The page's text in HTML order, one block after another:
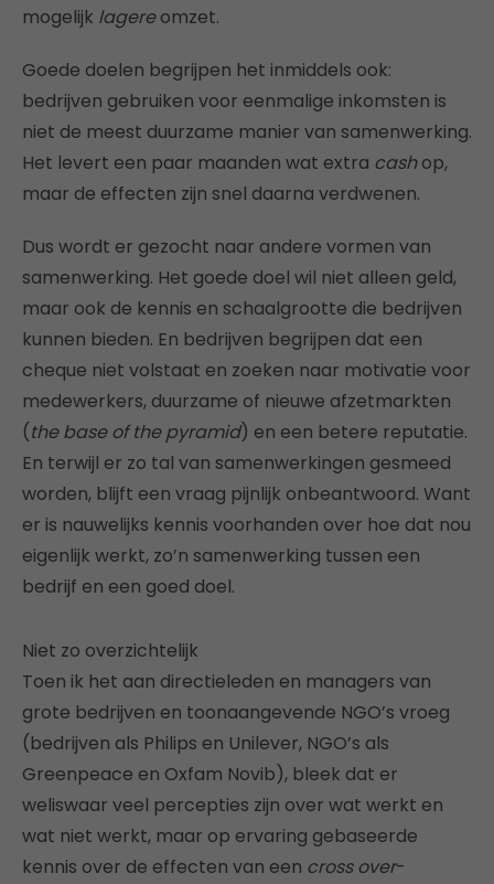
mogelijk lagereomzet.
Goede doelen begrijpen het inmiddels ook:
bedrijven gebruiken voor eenmalige inkomsten is
niet de meest duurzame manier van samenwerking.
Het levert een paar maanden wat extra cashop,
maar de effecten zijn snel daarna verdwenen.
Dus wordt er gezocht naar andere vormen van
samenwerking. Het goede doel wil niet alleen geld,
maar ook de kennis en schaalgrootte die bedrijven
kunnen bieden. En bedrijven begrijpen dat een
cheque niet volstaat en zoeken naar motivatie voor
medewerkers, duurzame of nieuwe afzetmarkten
(the base of the pyramid) en een betere reputatie.
En terwijl er zo tal van samenwerkingen gesmeed
worden, blijft een vraag pijnlijk onbeantwoord. Want
er is nauwelijks kennis voorhanden over hoe dat nou
eigenlijk werkt, zo’n samenwerking tussen een
bedrijf en een goed doel.
Niet zo overzichtelijk
Toen ik het aan directieleden en managers van
grote bedrijven en toonaangevende NGO’s vroeg
(bedrijven als Philips en Unilever, NGO’s als
Greenpeace en Oxfam Novib), bleek dat er
weliswaar veel percepties zijn over wat werkt en
wat niet werkt, maar op ervaring gebaseerde
kennis over de effecten van een cross over-